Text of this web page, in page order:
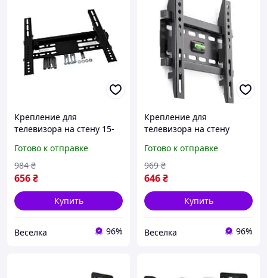
Крепление для
телевизора на стену 15-
40 кг для дома и офиса
FLAME
Готово к отправке
656₴
984 ₴
Купить
Веселка 96%
Крепление для
телевизора на стену
фиксированное для
экранов 15-42 дюйма с
минимальным
расстоянием 25 мм FLAME
Готово к отправке
646₴
969 ₴
Купить
Веселка 96%